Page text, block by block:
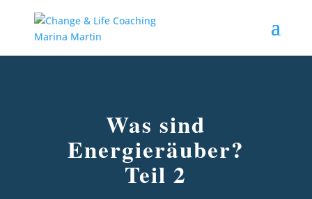
Was sind
Energieräuber?
Teil 2